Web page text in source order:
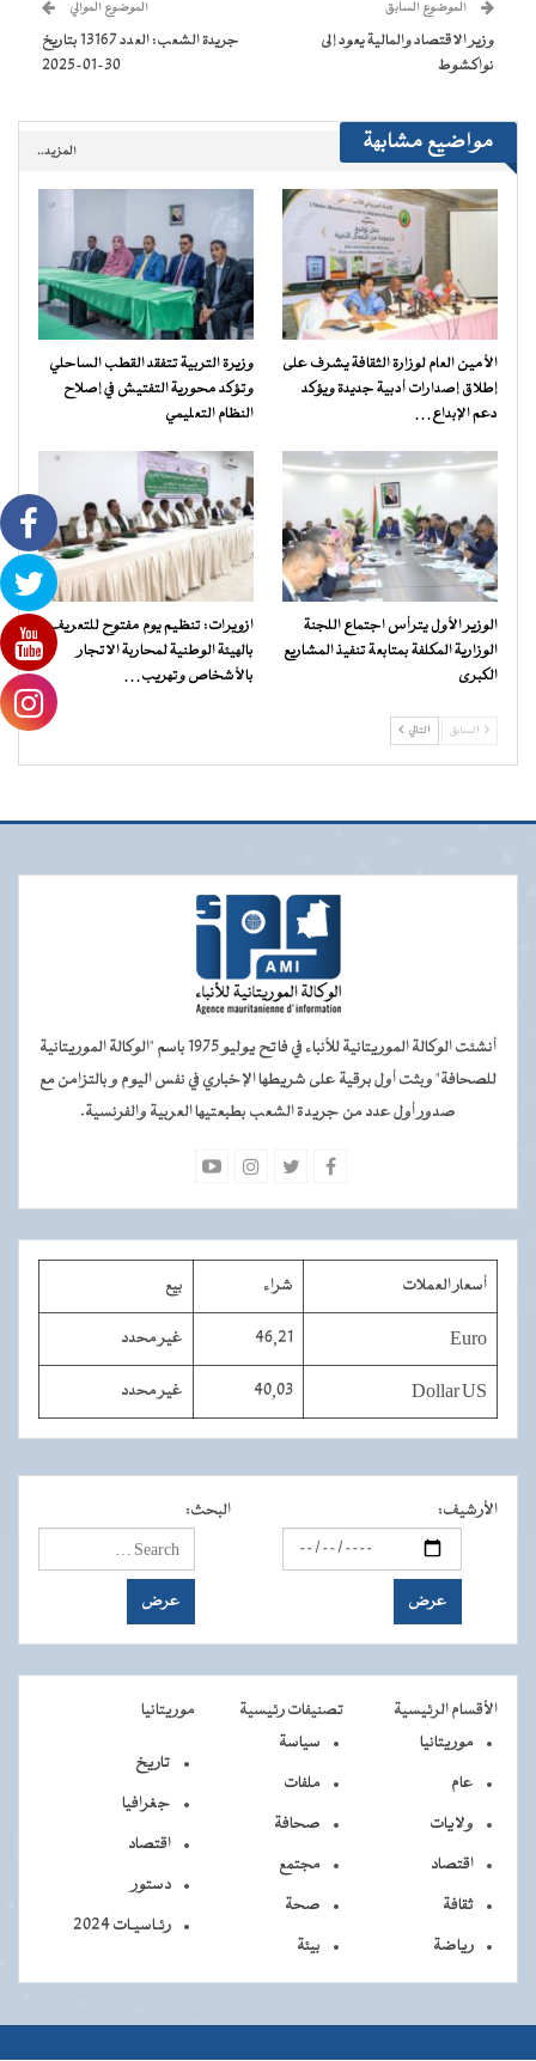
نافذة
جديدة)
الموضوع السابق
وزير الاقتصاد والمالية يعود إلى
نواكشوط
الموضوع الموالي
جريدة الشعب: العدد 13167 بتاريخ
30-01-2025
مواضيع مشابهة المزيد..
الأمين العام لوزارة الثقافة يشرف على
إطلاق إصدارات أدبية جديدة ويؤكد
دعم الإبداع…
وزيرة التربية تتفقد القطب الساحلي
وتؤكد محورية التفتيش في إصلاح
النظام التعليمي
الوزير الأول يترأس اجتماع اللجنة
الوزارية المكلفة بمتابعة تنفيذ المشاريع
الكبرى
ازويرات: تنظيم يوم مفتوح للتعريف
بالهيئة الوطنية لمحاربة الاتجار
بالأشخاص وتهريب…
السابق التالي
أنشئت الوكالة الموريتانية للأنباء في فاتح يوليو 1975 باسم "الوكالة الموريتانية
للصحافة" وبثت أول برقية على شريطها الإخباري في نفس اليوم و بالتزامن مع
صدور أول عدد من جريدة الشعب بطبعتيها العربية والفرنسية.
أسعار العملات شراء بيع
Euro
46,21 غير محدد
Dollar US
40,03 غير محدد
الأرشيف: البحث:
الأقسام الرئيسية تصنيفات رئيسية
موريتانيا
موريتانيا
عام
ولايات
اقتصاد
ثقافة
رياضة
سياسة
ملفات
صحافة
مجتمع
صحة
بيئة
تاريخ
جغرافيا
اقتصاد
دستور
رئـاسيـات 2024